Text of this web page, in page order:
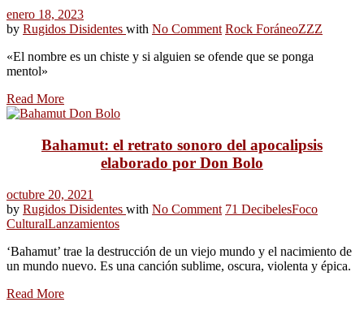
enero 18, 2023
by Rugidos Disidentes with No Comment Rock ForáneoZZZ
«El nombre es un chiste y si alguien se ofende que se ponga
mentol»
Read More
Bahamut: el retrato sonoro del apocalipsis
elaborado por Don Bolo
octubre 20, 2021
by Rugidos Disidentes with No Comment 71 DecibelesFoco
CulturalLanzamientos
‘Bahamut’ trae la destrucción de un viejo mundo y el nacimiento de
un mundo nuevo. Es una canción sublime, oscura, violenta y épica.
Read More